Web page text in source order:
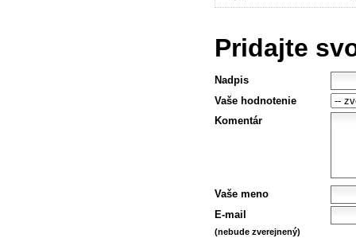
Pridajte
Nadpis
Vaše hodnotenie
Komentár
Vaše meno
E-mail
(nebude zverejnený)